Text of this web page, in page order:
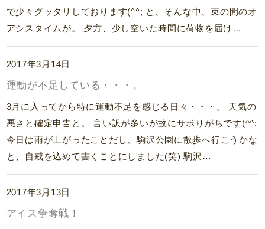
で少々グッタリしております(^^; と、そんな中、束の間のオ
アシスタイムが。 夕方、少し空いた時間に荷物を届け…
2017年3月14日
運動が不足している・・・。
3月に入ってから特に運動不足を感じる日々・・・。 天気の
悪さと確定申告と。 言い訳が多いが故にサボりがちです(^^;
今日は雨が上がったことだし、駒沢公園に散歩へ行こうかな
と、自戒を込めて書くことにしました(笑) 駒沢…
2017年3月13日
アイス争奪戦！